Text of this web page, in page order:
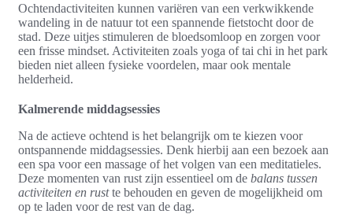
Ochtendactiviteiten kunnen variëren van een verkwikkende
wandeling in de natuur tot een spannende fietstocht door de
stad. Deze uitjes stimuleren de bloedsomloop en zorgen voor
een frisse mindset. Activiteiten zoals yoga of tai chi in het park
bieden niet alleen fysieke voordelen, maar ook mentale
helderheid.
Kalmerende middagsessies
Na de actieve ochtend is het belangrijk om te kiezen voor
ontspannende middagsessies. Denk hierbij aan een bezoek aan
een spa voor een massage of het volgen van een meditatieles.
Deze momenten van rust zijn essentieel om de balans tussen
activiteiten en rustte behouden en geven de mogelijkheid om
op te laden voor de rest van de dag.